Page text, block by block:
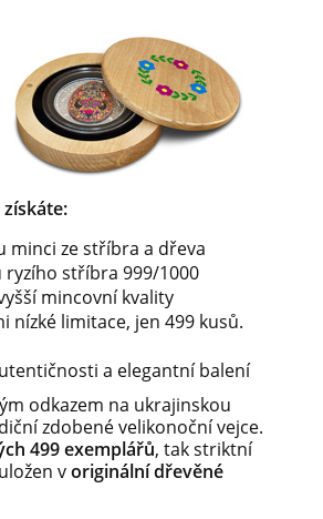
minci ze stříbra a dřeva
ryzího stříbra 999/1000
mincovní kvality
nízké limitace, jen 499 kusů.
a elegantní balení
odkazem na ukrajinskou
zdobené velikonoční vejce.
499 exemplářů, tak striktní
voriginální dřevěné